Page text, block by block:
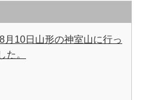
月10日山形の神室山に行っ
た。